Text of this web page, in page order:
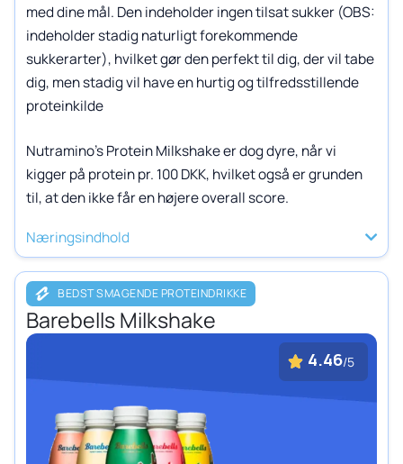
med dine mål. Den indeholder ingen tilsat sukker (OBS:
indeholder stadig naturligt forekommende
sukkerarter), hvilket gør den perfekt til dig, der vil tabe
dig, men stadig vil have en hurtig og tilfredsstillende
proteinkilde
Nutramino’s Protein Milkshake er dog dyre, når vi
kigger på protein pr. 100 DKK, hvilket også er grunden
til, at den ikke får en højere overall score.
Næringsindhold
BEDST SMAGENDE PROTEINDRIKKE
Barebells Milkshake
4.46/5